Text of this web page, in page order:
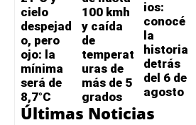
cielo
despejad
o, pero
ojo: la
mínima
será de
8,7°C
100 kmh
y caída
de
temperat
uras de
más de 5
grados
ios:
conocé
la
historia
detrás
del 6 de
agosto
Últimas Noticias